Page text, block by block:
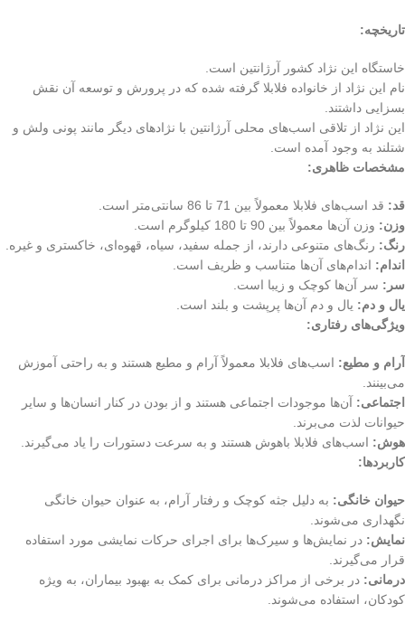
تاریخچه:
خاستگاه این نژاد کشور آرژانتین است.
نام این نژاد از خانواده فلابلا گرفته شده که در پرورش و توسعه آن نقش
بسزایی داشتند.
این نژاد از تلاقی اسب‌های محلی آرژانتین با نژادهای دیگر مانند پونی ولش و
شتلند به وجود آمده است.
مشخصات ظاهری:
قد: قد اسب‌های فلابلا معمولاً بین 71 تا 86 سانتی‌متر است.
وزن: وزن آن‌ها معمولاً بین 90 تا 180 کیلوگرم است.
رنگ: رنگ‌های متنوعی دارند، از جمله سفید، سیاه، قهوه‌ای، خاکستری و غیره.
اندام: اندام‌های آن‌ها متناسب و ظریف است.
سر: سر آن‌ها کوچک و زیبا است.
یال و دم: یال و دم آن‌ها پرپشت و بلند است.
ویژگی‌های رفتاری:
آرام و مطیع: اسب‌های فلابلا معمولاً آرام و مطیع هستند و به راحتی آموزش
می‌بینند.
اجتماعی: آن‌ها موجودات اجتماعی هستند و از بودن در کنار انسان‌ها و سایر
حیوانات لذت می‌برند.
هوش: اسب‌های فلابلا باهوش هستند و به سرعت دستورات را یاد می‌گیرند.
کاربردها:
حیوان خانگی: به دلیل جثه کوچک و رفتار آرام، به عنوان حیوان خانگی
نگهداری می‌شوند.
نمایش: در نمایش‌ها و سیرک‌ها برای اجرای حرکات نمایشی مورد استفاده
قرار می‌گیرند.
درمانی: در برخی از مراکز درمانی برای کمک به بهبود بیماران، به ویژه
کودکان، استفاده می‌شوند.